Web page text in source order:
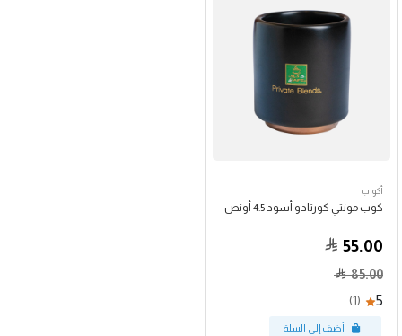
أكواب
كوب مونتي كورتادو أسود 4.5 أونص
55.00
85.00
5
(1)